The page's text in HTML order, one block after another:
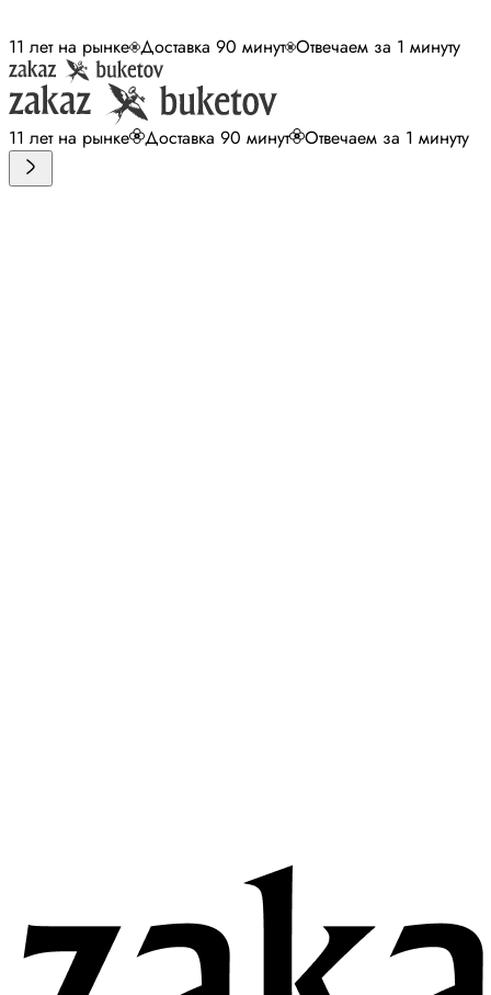
11 лет на рынке Доставка 90 минут Отвечаем за 1 минуту
11 лет на рынке Доставка 90 минут Отвечаем за 1 минуту